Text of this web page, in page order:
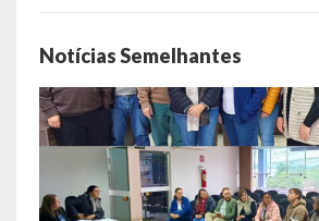
Notícias Semelhantes